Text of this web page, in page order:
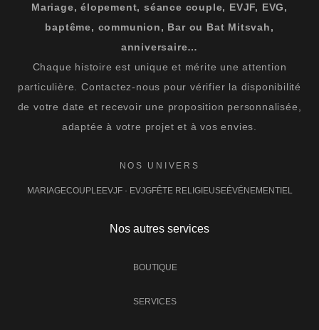
Mariage, élopement, séance couple, EVJF, EVG,
baptême, communion, Bar ou Bat Mitsvah,
anniversaire…
Chaque histoire est unique et mérite une attention
particulière. Contactez-nous pour vérifier la disponibilité
de votre date et recevoir une proposition personnalisée,
adaptée à votre projet et à vos envies.
NOS UNIVERS
MARIAGECOUPLEEVJF · EVJGFÊTE RELIGIEUSEÉVÉNEMENTIEL
Nos autres services
BOUTIQUE
SERVICES